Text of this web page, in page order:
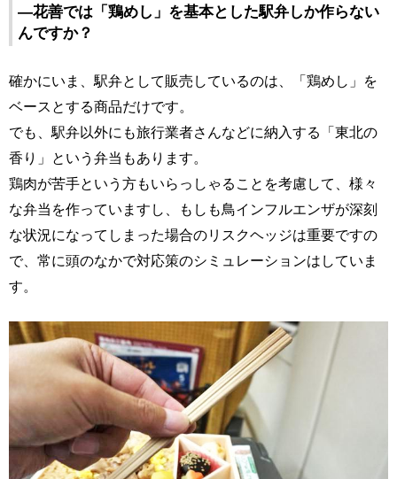
―花善では「鶏めし」を基本とした駅弁しか作らない
んですか？
確かにいま、駅弁として販売しているのは、「鶏めし」を
ベースとする商品だけです。
でも、駅弁以外にも旅行業者さんなどに納入する「東北の
香り」という弁当もあります。
鶏肉が苦手という方もいらっしゃることを考慮して、様々
な弁当を作っていますし、もしも鳥インフルエンザが深刻
な状況になってしまった場合のリスクヘッジは重要ですの
で、常に頭のなかで対応策のシミュレーションはしていま
す。